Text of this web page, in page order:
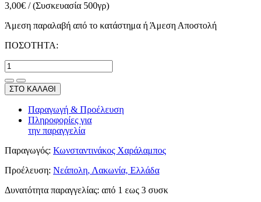
3,00€ /(Συσκευασία 500γρ)
Άμεση παραλαβή από το κατάστημα ή Άμεση Αποστολή
ΠΟΣΟΤΗΤΑ:
ΣΤΟ ΚΑΛΑΘΙ
Παραγωγή & Προέλευση
Πληροφορίες για
την παραγγελία
Παραγωγός: Κωνσταντινάκος Χαράλαμπος
Προέλευση: Νεάπολη, Λακωνία, Ελλάδα
Δυνατότητα παραγγελίας: από 1 εως 3 συσκ